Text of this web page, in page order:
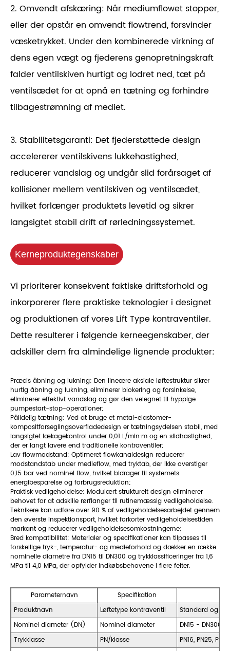
2. Omvendt afskæring: Når mediumflowet stopper,
eller der opstår en omvendt flowtrend, forsvinder
væsketrykket. Under den kombinerede virkning af
dens egen vægt og fjederens genopretningskraft
falder ventilskiven hurtigt og lodret ned, tæt på
ventilsædet for at opnå en tætning og forhindre
tilbagestrømning af mediet.
3. Stabilitetsgaranti: Det fjederstøttede design
accelererer ventilskivens lukkehastighed,
reducerer vandslag og undgår slid forårsaget af
kollisioner mellem ventilskiven og ventilsædet,
hvilket forlænger produktets levetid og sikrer
langsigtet stabil drift af rørledningssystemet.
Kerneproduktegenskaber
Vi prioriterer konsekvent faktiske driftsforhold og
inkorporerer flere praktiske teknologier i designet
og produktionen af ​​vores Lift Type kontraventiler.
Dette resulterer i følgende kerneegenskaber, der
adskiller dem fra almindelige lignende produkter:
Præcis åbning og lukning: Den lineære aksiale løftestruktur sikrer
hurtig åbning og lukning, eliminerer blokering og forsinkelse,
eliminerer effektivt vandslag og gør den velegnet til hyppige
pumpestart-stop-operationer;
Pålidelig tætning: Ved at bruge et metal-elastomer-
kompositforseglingsoverfladedesign er tætningsydelsen stabil, med
langsigtet lækagekontrol under 0,01 L/min·m og en slidhastighed,
der er langt lavere end traditionelle kontraventiler;
Lav flowmodstand: Optimeret flowkanaldesign reducerer
modstandstab under medieflow, med tryktab, der ikke overstiger
0,15 bar ved nominel flow, hvilket bidrager til systemets
energibesparelse og forbrugsreduktion;
Praktisk vedligeholdelse: Modulært strukturelt design eliminerer
behovet for at adskille rørflanger til rutinemæssig vedligeholdelse.
Teknikere kan udføre over 90 % af vedligeholdelsesarbejdet gennem
den øverste inspektionsport, hvilket forkorter vedligeholdelsestiden
markant og reducerer vedligeholdelsesomkostningerne;
Bred kompatibilitet: Materialer og specifikationer kan tilpasses til
forskellige tryk-, temperatur- og medieforhold og dækker en række
nominelle diametre fra DN15 til DN300 og trykklassificeringer fra 1,6
MPa til 4,0 MPa, der opfylder indkøbsbehovene i flere felter.
Parameternavn
Specifikation
Produktnavn
Løftetype kontraventil
Standard og
Nominel diameter (DN)
Nominel diameter
DN15 - DN300
Trykklasse
PN/klasse
PN16, PN25,